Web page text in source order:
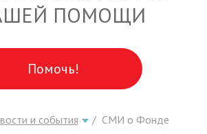
ПОМОЩИ
Помочь!
и события СМИ о Фонде